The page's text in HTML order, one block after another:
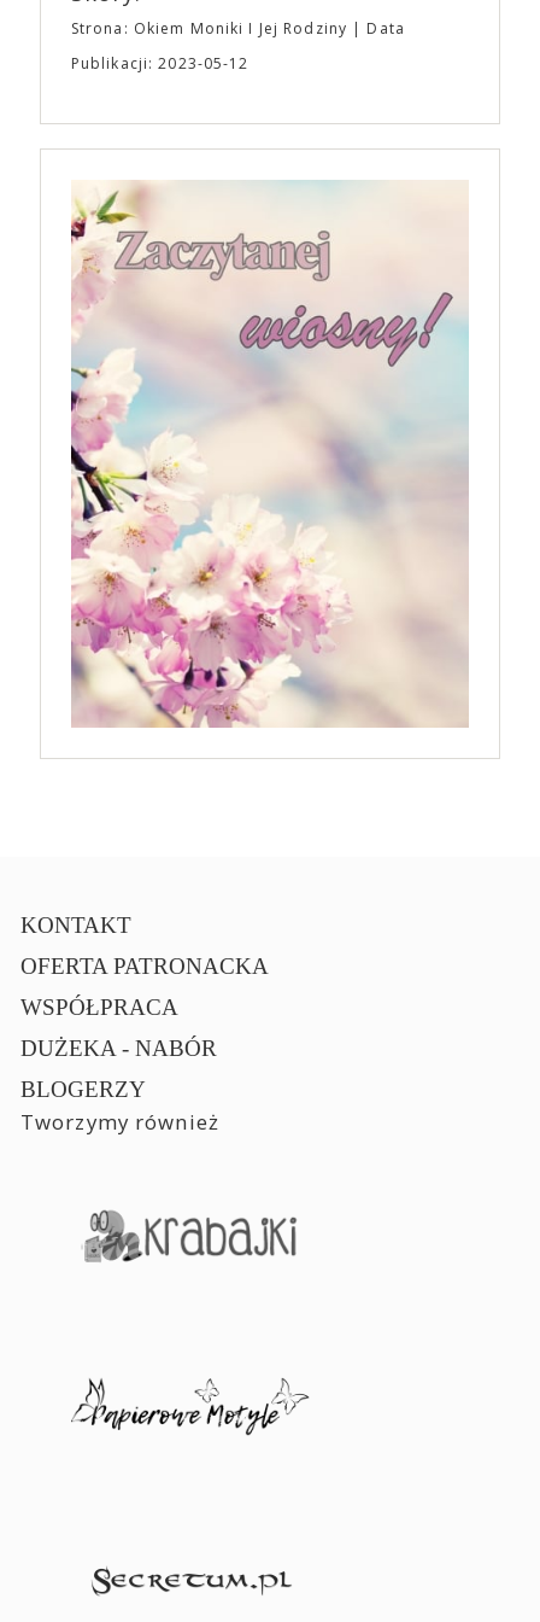
Strona: Okiem Moniki I Jej Rodziny
Data
Publikacji: 2023-05-12
KONTAKT
OFERTA PATRONACKA
WSPÓŁPRACA
DUŻEKA - NABÓR
BLOGERZY
Tworzymy również